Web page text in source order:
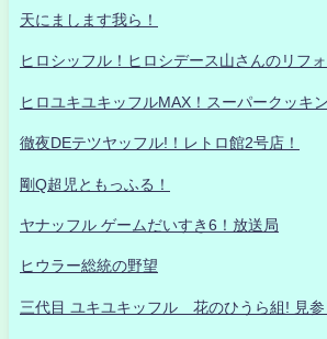
天にまします我ら！
ヒロシッフル！ヒロシデース山さんのリフ
ヒロユキユキッフルMAX！スーパークッキン
徹夜DEテツヤッフル!！レトロ館2号店！
剛Q超児ともっふる！
ヤナッフル ゲームだいすき6！放送局
ヒウラー総統の野望
三代目 ユキユキッフル 花のひうら組! 見参